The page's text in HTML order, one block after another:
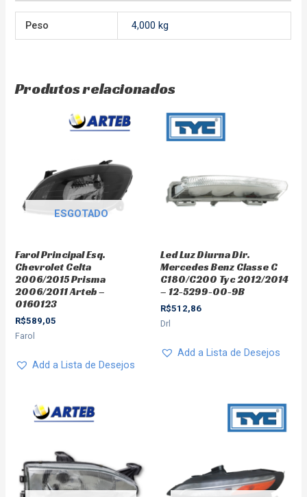
Peso 4,000 kg
Produtos relacionados
ESGOTADO
Farol Principal Esq.
Chevrolet Celta
2006/2015 Prisma
2006/2011 Arteb –
0160123
R$589,05
Farol
Add a Lista de Desejos
Led Luz Diurna Dir.
Mercedes Benz Classe C
C180/C200 Tyc 2012/2014
– 12-5299-00-9B
R$512,86
Drl
Add a Lista de Desejos